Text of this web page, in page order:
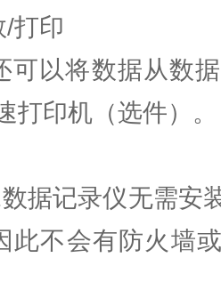
打印
可以将数据从数
打印机（选件）。
据记录仪无需安
此不会有防火墙